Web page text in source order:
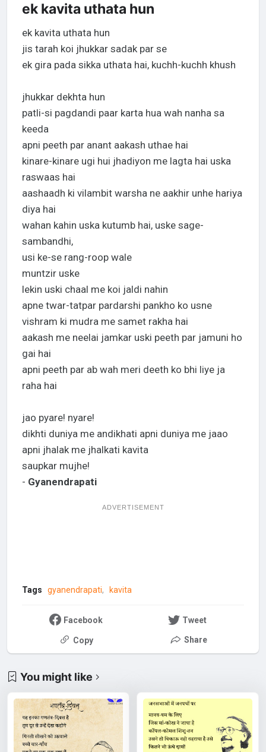
ek kavita uthata hun
ek kavita uthata hun
jis tarah koi jhukkar sadak par se
ek gira pada sikka uthata hai, kuchh-kuchh khush
jhukkar dekhta hun
patli-si pagdandi paar karta hua wah nanha sa
keeda
apni peeth par anant aakash uthae hai
kinare-kinare ugi hui jhadiyon me lagta hai uska
raswaas hai
aashaadh ki vilambit warsha ne aakhir unhe hariya
diya hai
wahan kahin uska kutumb hai, uske sage-
sambandhi,
usi ke-se rang-roop wale
muntzir uske
lekin uski chaal me koi jaldi nahin
apne twar-tatpar pardarshi pankho ko usne
vishram ki mudra me samet rakha hai
aakash me neelai jamkar uski peeth par jamuni ho
gai hai
apni peeth par ab wah meri deeth ko bhi liye ja
raha hai
jao pyare! nyare!
dikhti duniya me andikhati apni duniya me jaao
apni jhalak me jhalkati kavita
saupkar mujhe!
- Gyanendrapati
ADVERTISEMENT
Tags gyanendrapati kavita
Facebook Tweet
Copy Share
You might like